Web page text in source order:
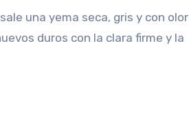
una yema seca, gris y con olor
duros con la clara firme y la